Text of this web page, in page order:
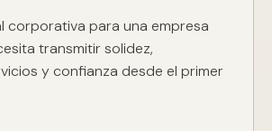
corporativa para una empresa
transmitir solidez,
y confianza desde el primer